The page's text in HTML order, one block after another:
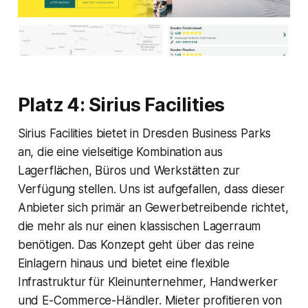
Platz 4: Sirius Facilities
Sirius Facilities bietet in Dresden Business Parks
an, die eine vielseitige Kombination aus
Lagerflächen, Büros und Werkstätten zur
Verfügung stellen. Uns ist aufgefallen, dass dieser
Anbieter sich primär an Gewerbetreibende richtet,
die mehr als nur einen klassischen Lagerraum
benötigen. Das Konzept geht über das reine
Einlagern hinaus und bietet eine flexible
Infrastruktur für Kleinunternehmer, Handwerker
und E-Commerce-Händler. Mieter profitieren von